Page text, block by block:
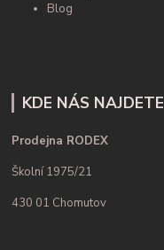
Blog
KDE NÁS NAJDETE
Prodejna RODEX
Školní 1975/21
430 01 Chomutov